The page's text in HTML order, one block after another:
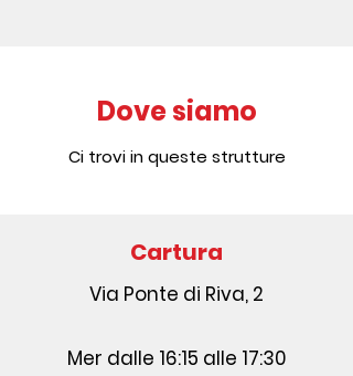
Dove siamo
Ci trovi in queste strutture
Cartura
Via Ponte di Riva, 2
Mer dalle 16:15 alle 17:30